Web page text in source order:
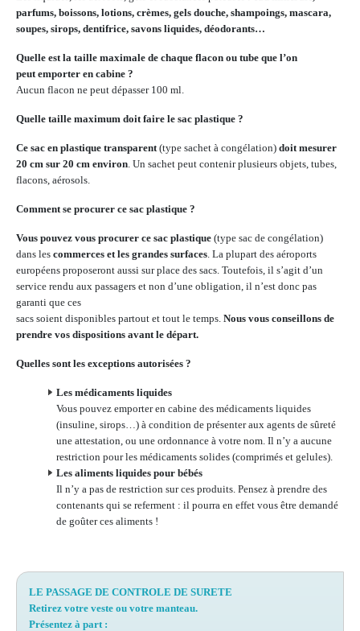
parfums, boissons, lotions, crèmes, gels douche, shampoings, mascara,
soupes, sirops, dentifrice, savons liquides, déodorants…
Quelle est la taille maximale de chaque flacon ou tube que l’on
peut emporter en cabine ?
Aucun flacon ne peut dépasser 100 ml.
Quelle taille maximum doit faire le sac plastique ?
Ce sac en plastique transparent(type sachet à congélation) doit mesurer
20 cm sur 20 cm environ. Un sachet peut contenir plusieurs objets, tubes,
flacons, aérosols.
Comment se procurer ce sac plastique ?
Vous pouvez vous procurer ce sac plastique (type sac de congélation)
dans les commerces et les grandes surfaces. La plupart des aéroports
européens proposeront aussi sur place des sacs. Toutefois, il s’agit d’un
service rendu aux passagers et non d’une obligation, il n’est donc pas
garanti que ces
sacs soient disponibles partout et tout le temps. Nous vous conseillons de
prendre vos dispositions avant le départ.
Quelles sont les exceptions autorisées ?
Les médicaments liquides
Vous pouvez emporter en cabine des médicaments liquides
(insuline, sirops…) à condition de présenter aux agents de sûreté
une attestation, ou une ordonnance à votre nom. Il n’y a aucune
restriction pour les médicaments solides (comprimés et gelules).
Les aliments liquides pour bébés
Il n’y a pas de restriction sur ces produits. Pensez à prendre des
contenants qui se referment : il pourra en effet vous être demandé
de goûter ces aliments !
LE PASSAGE DE CONTROLE DE SURETE
Retirez votre veste ou votre manteau.
Présentez à part :